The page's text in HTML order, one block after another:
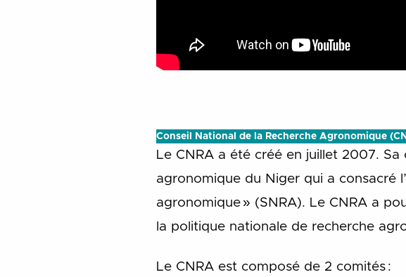
Conseil National de la Recherche Agronomique
Le CNRA a été créé en juillet 2007.
agronomique du Niger qui a consacré
agronomique » (SNRA). Le CNRA a
la politique nationale de recherche
Le CNRA est composé de 2 comités :